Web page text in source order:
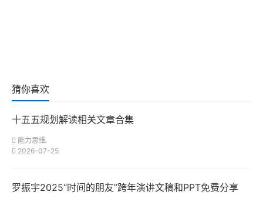
猜你喜欢
十五五规划解读相关文章合集
能力思维
2026-07-25
罗振宇2025“时间的朋友”跨年演讲文稿和PPT免费分享